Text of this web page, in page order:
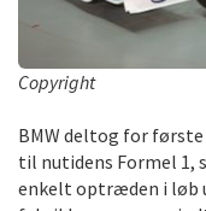
Copyright
BMW deltog for første
til nutidens Formel 1,
enkelt optræden i løb